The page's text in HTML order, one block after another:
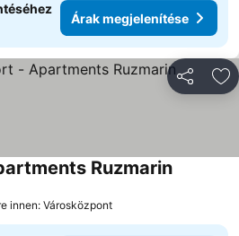
Árak megjelenítése
RuzmarinÁrak
innen: Városközpont